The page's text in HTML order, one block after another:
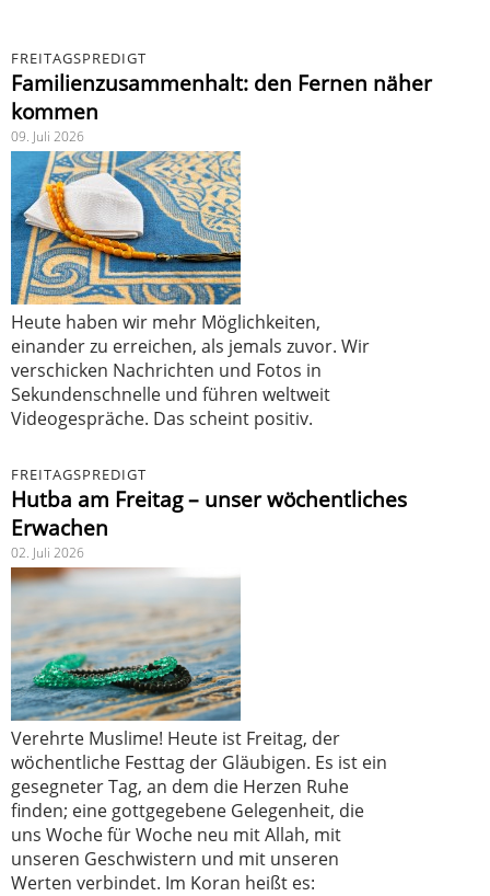
FREITAGSPREDIGT
Familienzusammenhalt: den Fernen näher
kommen
09. Juli 2026
Heute haben wir mehr Möglichkeiten,
einander zu erreichen, als jemals zuvor. Wir
verschicken Nachrichten und Fotos in
Sekundenschnelle und führen weltweit
Videogespräche. Das scheint positiv.
FREITAGSPREDIGT
Hutba am Freitag – unser wöchentliches
Erwachen
02. Juli 2026
Verehrte Muslime! Heute ist Freitag, der
wöchentliche Festtag der Gläubigen. Es ist ein
gesegneter Tag, an dem die Herzen Ruhe
finden; eine gottgegebene Gelegenheit, die
uns Woche für Woche neu mit Allah, mit
unseren Geschwistern und mit unseren
Werten verbindet. Im Koran heißt es: